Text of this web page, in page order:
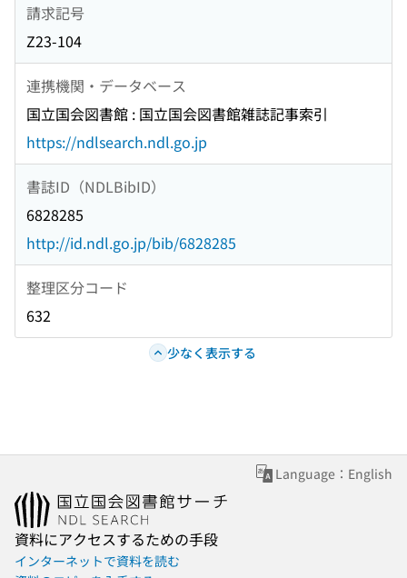
請求記号
Z23-104
連携機関・データベース
国立国会図書館 : 国立国会図書館雑誌記事索引
https://ndlsearch.ndl.go.jp
書誌ID（NDLBibID）
6828285
http://id.ndl.go.jp/bib/6828285
整理区分コード
632
少なく表示する
Language：English
資料にアクセスするための手段
インターネットで資料を読む